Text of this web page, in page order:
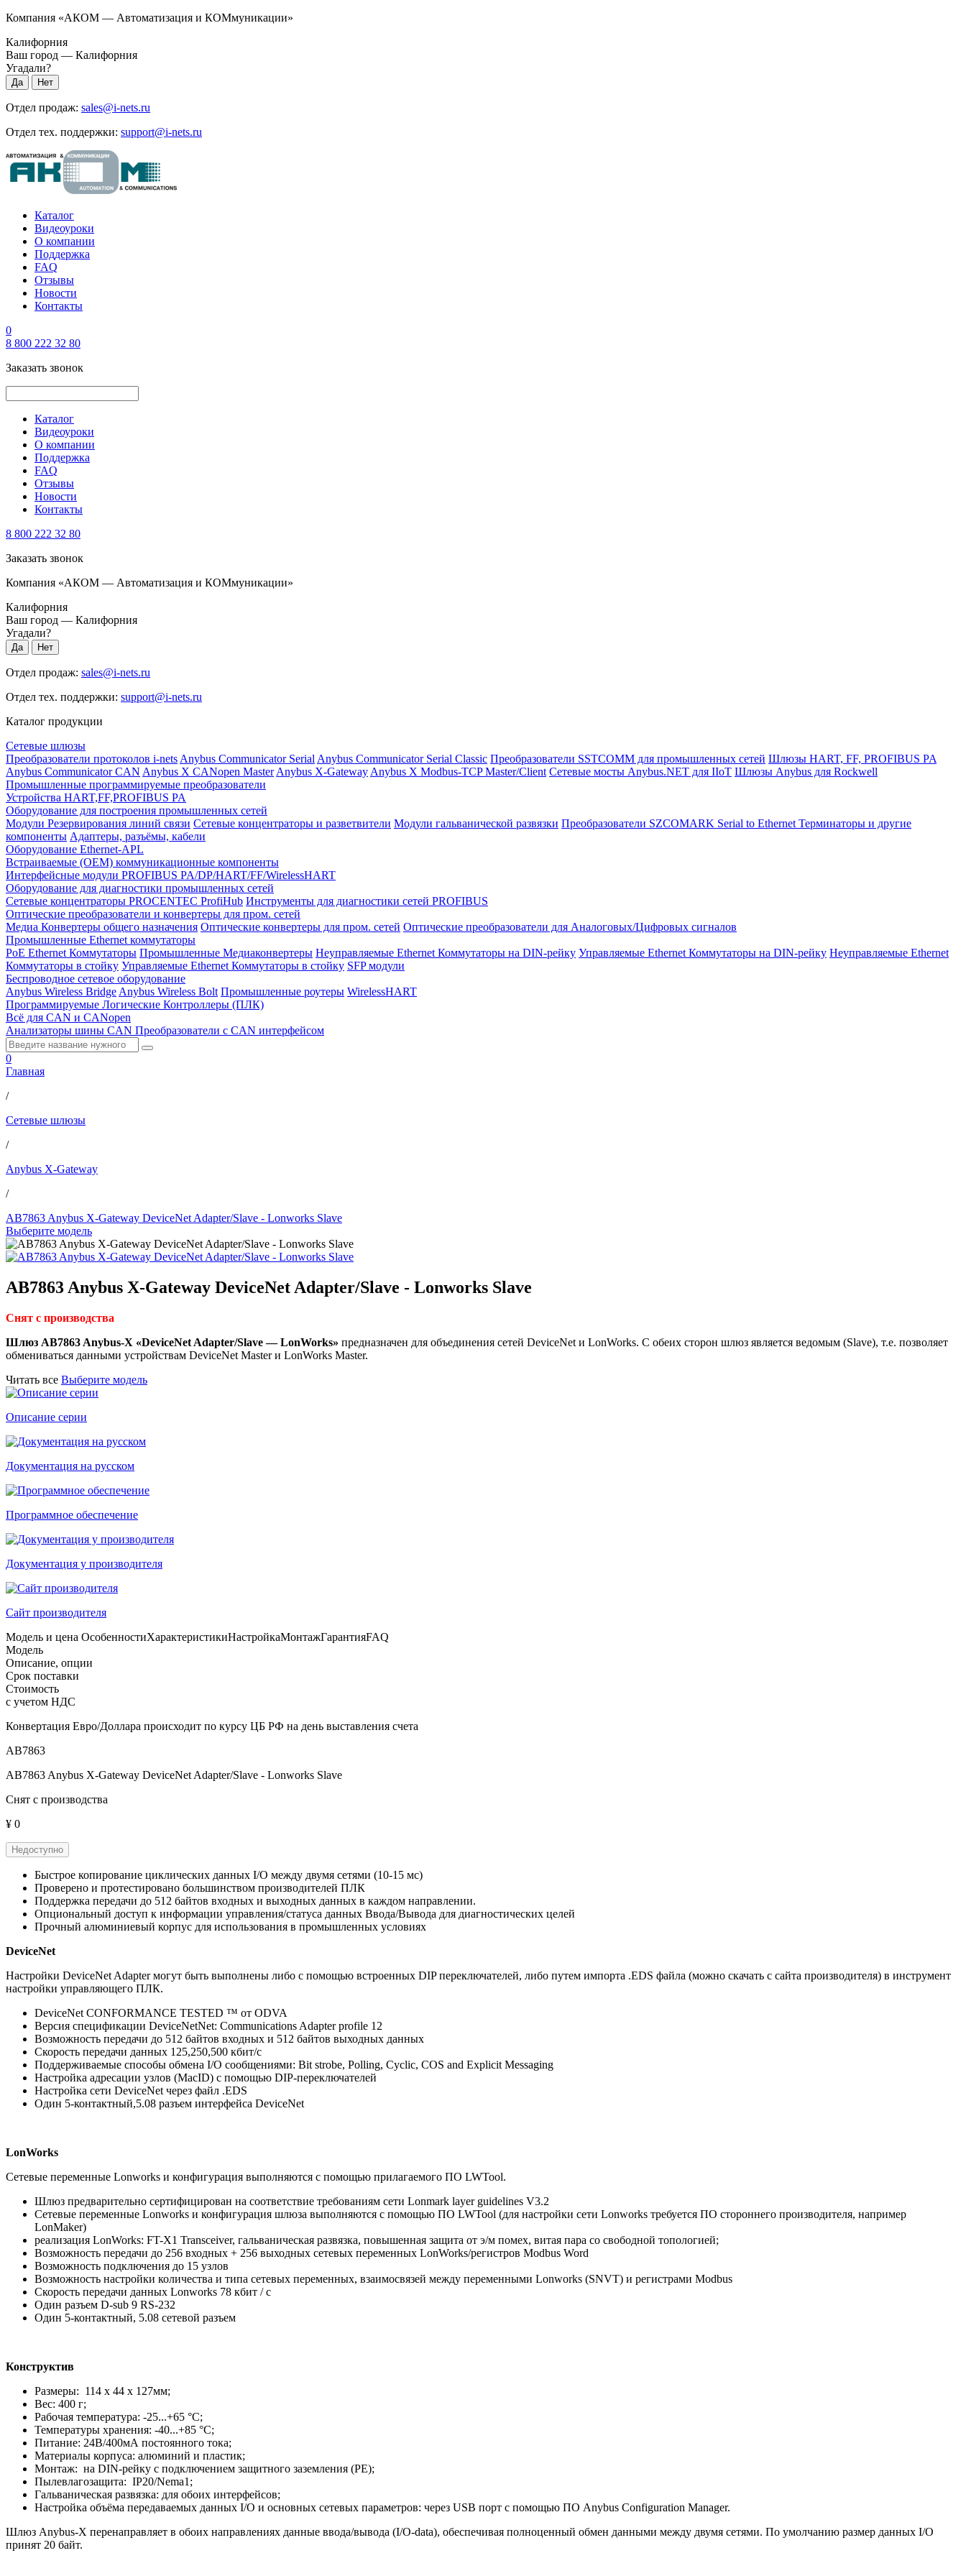
Компания «АКОМ — Автоматизация и КОМмуникации»
Калифорния
Ваш город — Калифорния
Угадали?
Отдел продаж: sales@i-nets.ru
Отдел тех. поддержки: support@i-nets.ru
Каталог
Видеоуроки
О компании
Поддержка
FAQ
Отзывы
Новости
Контакты
0
8 800 222 32 80
Заказать звонок
Каталог
Видеоуроки
О компании
Поддержка
FAQ
Отзывы
Новости
Контакты
8 800 222 32 80
Заказать звонок
Компания «АКОМ — Автоматизация и КОМмуникации»
Калифорния
Ваш город — Калифорния
Угадали?
Отдел продаж: sales@i-nets.ru
Отдел тех. поддержки: support@i-nets.ru
Каталог продукции
Сетевые шлюзы
Преобразователи протоколов i-nets Anybus Communicator Serial Anybus Communicator Serial Classic Преобразователи SSTCOMM для промышленных сетей Шлюзы HART, FF, PROFIBUS PA
Anybus Communicator CAN Anybus X CANopen Master Anybus X-Gateway Anybus X Modbus-TCP Master/Client Сетевые мосты Anybus.NET для IIoT Шлюзы Anybus для Rockwell
Промышленные программируемые преобразователи
Устройства HART,FF,PROFIBUS PA
Оборудование для построения промышленных сетей
Модули Резервирования линий связи Сетевые концентраторы и разветвители Модули гальванической развязки Преобразователи SZCOMARK Serial to Ethernet Терминаторы и другие
компоненты Адаптеры, разъёмы, кабели
Оборудование Ethernet-APL
Встраиваемые (OEM) коммуникационные компоненты
Интерфейсные модули PROFIBUS PA/DP/HART/FF/WirelessHART
Оборудование для диагностики промышленных сетей
Сетевые концентраторы PROCENTEC ProfiHub Инструменты для диагностики сетей PROFIBUS
Оптические преобразователи и конвертеры для пром. сетей
Медиа Конвертеры общего назначения Оптические конвертеры для пром. сетей Оптические преобразователи для Аналоговых/Цифровых сигналов
Промышленные Ethernet коммутаторы
PoE Ethernet Коммутаторы Промышленные Медиаконвертеры Неуправляемые Ethernet Коммутаторы на DIN-рейку Управляемые Ethernet Коммутаторы на DIN-рейку Неуправляемые Ethernet
Коммутаторы в стойку Управляемые Ethernet Коммутаторы в стойку SFP модули
Беспроводное сетевое оборудование
Anybus Wireless Bridge Anybus Wireless Bolt Промышленные роутеры WirelessHART
Программируемые Логические Контроллеры (ПЛК)
Всё для CAN и CANopen
Анализаторы шины CAN Преобразователи с CAN интерфейсом
0
Главная
/
Сетевые шлюзы
/
Anybus X-Gateway
/
AB7863 Anybus X-Gateway DeviceNet Adapter/Slave - Lonworks Slave
Выберите модель
AB7863 Anybus X-Gateway DeviceNet Adapter/Slave - Lonworks Slave
Снят с производства
Шлюз AB7863 Anybus-X «DeviceNet Adapter/Slave — LonWorks» предназначен для объединения сетей DeviceNet и LonWorks. С обеих сторон шлюз является ведомым (Slave), т.е. позволяет
обмениваться данными устройствам DeviceNet Master и LonWorks Master.
Читать все Выберите модель
Описание серии
Документация на русском
Программное обеспечение
Документация у производителя
Сайт производителя
Модель и цена ОсобенностиХарактеристикиНастройкаМонтажГарантияFAQ
Модель
Описание, опции
Срок поставки
Стоимость
с учетом НДС
Конвертация Евро/Доллара происходит по курсу ЦБ РФ на день выставления счета
AB7863
AB7863 Anybus X-Gateway DeviceNet Adapter/Slave - Lonworks Slave
Снят с производства
¥ 0
Недоступно
Быстрое копирование циклических данных I/O между двумя сетями (10-15 мс)
Проверено и протестировано большинством производителей ПЛК
Поддержка передачи до 512 байтов входных и выходных данных в каждом направлении.
Опциональный доступ к информации управления/статуса данных Ввода/Вывода для диагностических целей
Прочный алюминиевый корпус для использования в промышленных условиях
DeviceNet
Настройки DeviceNet Adapter могут быть выполнены либо с помощью встроенных DIP переключателей, либо путем импорта .EDS файла (можно скачать с сайта производителя) в инструмент
настройки управляющего ПЛК.
DeviceNet CONFORMANCE TESTED ™ от ODVA
Версия спецификации DeviceNetNet: Communications Adapter profile 12
Возможность передачи до 512 байтов входных и 512 байтов выходных данных
Скорость передачи данных 125,250,500 кбит/с
Поддерживаемые способы обмена I/O сообщениями: Bit strobe, Polling, Cyclic, COS and Explicit Messaging
Настройка адресации узлов (MacID) с помощью DIP-переключателей
Настройка сети DeviceNet через файл .EDS
Один 5-контактный,5.08 разъем интерфейса DeviceNet
LonWorks
Сетевые переменные Lonworks и конфигурация выполняются с помощью прилагаемого ПО LWTool.
Шлюз предварительно сертифицирован на соответствие требованиям сети Lonmark layer guidelines V3.2
Сетевые переменные Lonworks и конфигурация шлюза выполняются с помощью ПО LWTool (для настройки сети Lonworks требуется ПО стороннего производителя, например
LonMaker)
реализация LonWorks: FT-X1 Transceiver, гальваническая развязка, повышенная защита от э/м помех, витая пара со свободной топологией;
Возможность передачи до 256 входных + 256 выходных сетевых переменных LonWorks/регистров Modbus Word
Возможность подключения до 15 узлов
Возможность настройки количества и типа сетевых переменных, взаимосвязей между переменными Lonworks (SNVT) и регистрами Modbus
Скорость передачи данных Lonworks 78 кбит / с
Один разъем D-sub 9 RS-232
Один 5-контактный, 5.08 сетевой разъем
Конструктив
Размеры: 114 x 44 x 127мм;
Вес: 400 г;
Рабочая температура: -25...+65 °C;
Температуры хранения: -40...+85 °C;
Питание: 24В/400мА постоянного тока;
Материалы корпуса: алюминий и пластик;
Монтаж: на DIN-рейку с подключением защитного заземления (РЕ);
Пылевлагозащита: IP20/Nema1;
Гальваническая развязка: для обоих интерфейсов;
Настройка объёма передаваемых данных I/O и основных сетевых параметров: через USB порт с помощью ПО Anybus Configuration Manager.
Шлюз Anybus-X перенаправляет в обоих направлениях данные ввода/вывода (I/O-data), обеспечивая полноценный обмен данными между двумя сетями. По умолчанию размер данных I/O
принят 20 байт.